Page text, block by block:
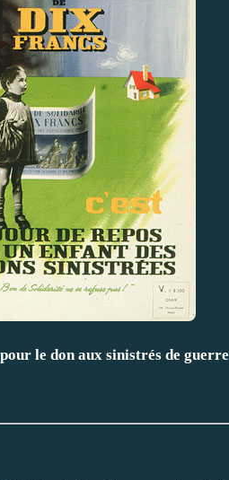
le don aux sinistrés de guerre